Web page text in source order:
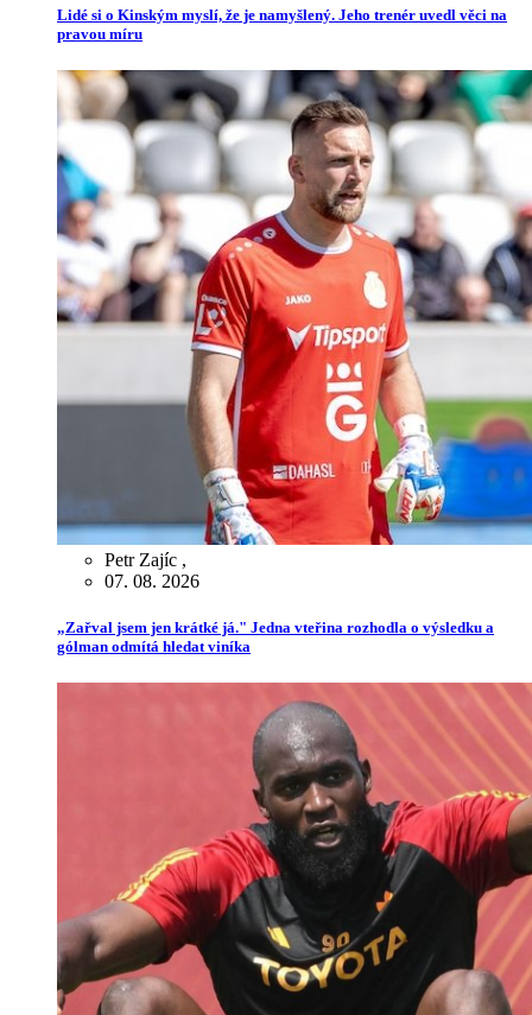
Lidé si o Kinským myslí, že je namyšlený. Jeho trenér uvedl věci na
pravou míru
Petr Zajíc ,
07. 08. 2026
„Zařval jsem jen krátké já." Jedna vteřina rozhodla o výsledku a
gólman odmítá hledat viníka